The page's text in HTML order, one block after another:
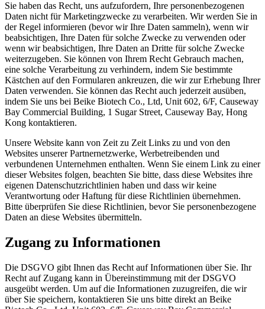
Sie haben das Recht, uns aufzufordern, Ihre personenbezogenen
Daten nicht für Marketingzwecke zu verarbeiten. Wir werden Sie in
der Regel informieren (bevor wir Ihre Daten sammeln), wenn wir
beabsichtigen, Ihre Daten für solche Zwecke zu verwenden oder
wenn wir beabsichtigen, Ihre Daten an Dritte für solche Zwecke
weiterzugeben. Sie können von Ihrem Recht Gebrauch machen,
eine solche Verarbeitung zu verhindern, indem Sie bestimmte
Kästchen auf den Formularen ankreuzen, die wir zur Erhebung Ihrer
Daten verwenden. Sie können das Recht auch jederzeit ausüben,
indem Sie uns bei Beike Biotech Co., Ltd, Unit 602, 6/F, Causeway
Bay Commercial Building, 1 Sugar Street, Causeway Bay, Hong
Kong kontaktieren.
Unsere Website kann von Zeit zu Zeit Links zu und von den
Websites unserer Partnernetzwerke, Werbetreibenden und
verbundenen Unternehmen enthalten. Wenn Sie einem Link zu einer
dieser Websites folgen, beachten Sie bitte, dass diese Websites ihre
eigenen Datenschutzrichtlinien haben und dass wir keine
Verantwortung oder Haftung für diese Richtlinien übernehmen.
Bitte überprüfen Sie diese Richtlinien, bevor Sie personenbezogene
Daten an diese Websites übermitteln.
Zugang zu Informationen
Die DSGVO gibt Ihnen das Recht auf Informationen über Sie. Ihr
Recht auf Zugang kann in Übereinstimmung mit der DSGVO
ausgeübt werden. Um auf die Informationen zuzugreifen, die wir
über Sie speichern, kontaktieren Sie uns bitte direkt an Beike